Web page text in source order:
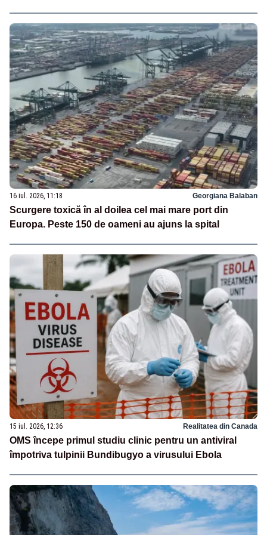
16 iul. 2026, 11:18 Georgiana Balaban
Scurgere toxică în al doilea cel mai mare port din
Europa. Peste 150 de oameni au ajuns la spital
15 iul. 2026, 12:36 Realitatea din Canada
OMS începe primul studiu clinic pentru un antiviral
împotriva tulpinii Bundibugyo a virusului Ebola